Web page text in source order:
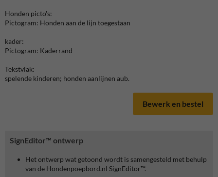
SignEditor™ ontwerp
Het ontwerp wat getoond wordt is samengesteld met behulp
van de Hondenpoepbord.nl SignEditor™.
Honden picto's:
Pictogram: Honden aan de lijn toegestaan
kader:
Pictogram: Kaderrand
Tekstvlak:
spelende kinderen; honden aanlijnen aub.
Bewerk en bestel